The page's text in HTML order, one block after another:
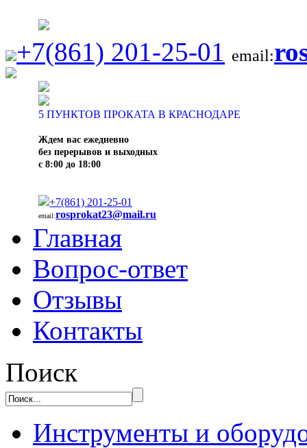
+7(861) 201-25-01 email:
5 ПУНКТОВ ПРОКАТА В КРАСНОДАРЕ
Ждем вас ежедневно
без перерывов и выходных
с 8:00 до 18:00
+7(861) 201-25-01
email:rosprokat23@mail.ru
Главная
Вопрос-ответ
Отзывы
Контакты
Поиск
Инструменты и